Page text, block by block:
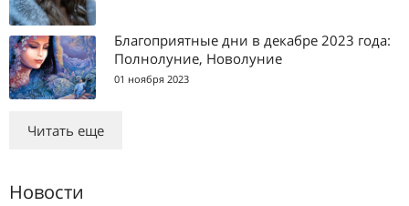
Благоприятные дни в декабре 2023 года:
Полнолуние, Новолуние
01 ноября 2023
Читать еще
Новости